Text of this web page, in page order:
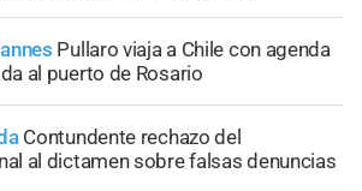
Pullaro viaja a Chile con agenda
al puerto de Rosario
Contundente rechazo del
al dictamen sobre falsas denuncias